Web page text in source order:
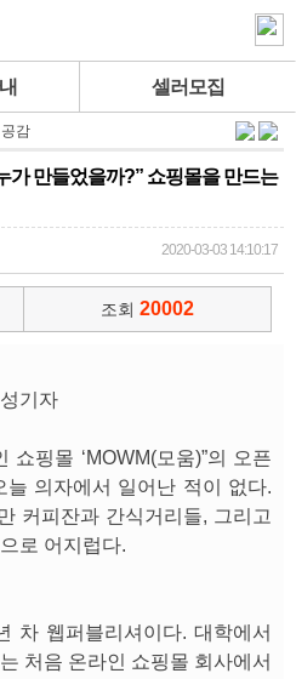
셀러모집
가 만들었을까?” 쇼핑몰을 만드는
2020-03-03 14:10:17
조회 20002
기자
쇼핑몰 ‘MOWM(모움)”의 오픈
의자에서 일어난 적이 없다.
커피잔과 간식거리들, 그리고
로 어지럽다.
차 웹퍼블리셔이다. 대학에서
처음 온라인 쇼핑몰 회사에서